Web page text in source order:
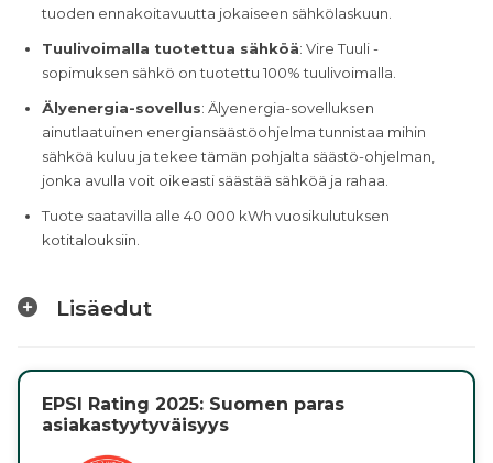
tuoden ennakoitavuutta jokaiseen sähkölaskuun.
Tuulivoimalla tuotettua sähköä: Vire Tuuli -
sopimuksen sähkö on tuotettu 100% tuulivoimalla.
Älyenergia-sovellus: Älyenergia-sovelluksen
ainutlaatuinen energiansäästöohjelma tunnistaa mihin
sähköä kuluu ja tekee tämän pohjalta säästö-ohjelman,
jonka avulla voit oikeasti säästää sähköä ja rahaa.
Tuote saatavilla alle 40 000 kWh vuosikulutuksen
kotitalouksiin.
Lisäedut
EPSI Rating 2025: Suomen paras
asiakastyytyväisyys